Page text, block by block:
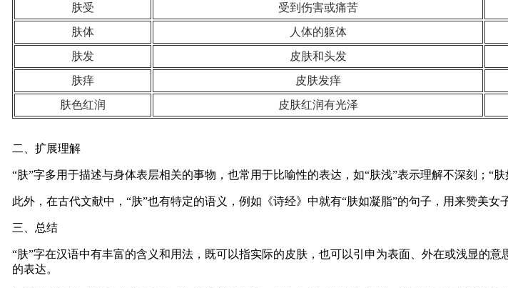
肤受
受到伤害或痛苦
肤体
人体的躯体
肤发
皮肤和头发
肤痒
皮肤发痒
肤色红润
皮肤红润有光泽
二、扩展理解
“肤”字多用于描述与身体表层相关的事物，也常用于比喻性的表达，如“肤浅”表示理解不深刻；“
此外，在古代文献中，“肤”也有特定的语义，例如《诗经》中就有“肤如凝脂”的句子，用来赞美女
三、总结
“肤”字在汉语中有丰富的含义和用法，既可以指实际的皮肤，也可以引申为表面、外在或浅显的
的表达。